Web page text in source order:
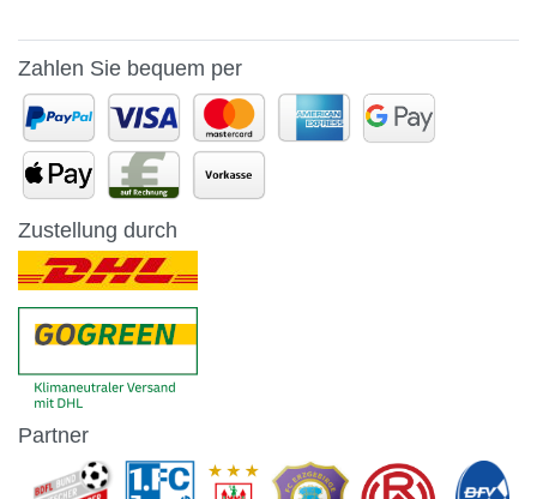
Zahlen Sie bequem per
Zustellung durch
Partner